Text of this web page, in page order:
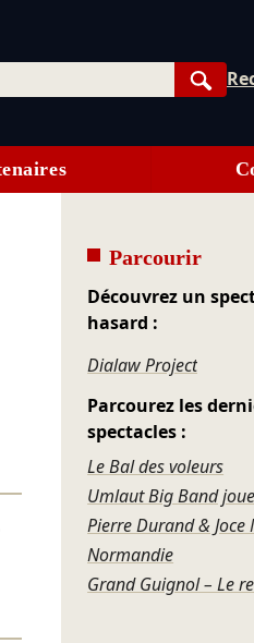
Parcourir
Découvrez un
hasard :
Dialaw Project
Parcourez les
spectacles :
Le Bal des voleurs
Normandie
Grand Guignol – Le